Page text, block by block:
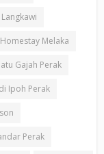
Homestay Melaka
Gajah Perak
Ipoh Perak
Perak